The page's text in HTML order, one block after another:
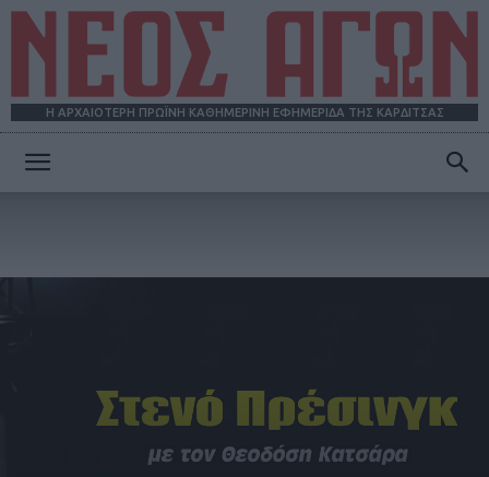
Η ΑΡΧΑΙΟΤΕΡΗ ΠΡΩΪΝΗ ΚΑΘΗΜΕΡΙΝΗ ΕΦΗΜΕΡΙΔΑ ΤΗΣ ΚΑΡΔΙΤΣΑΣ